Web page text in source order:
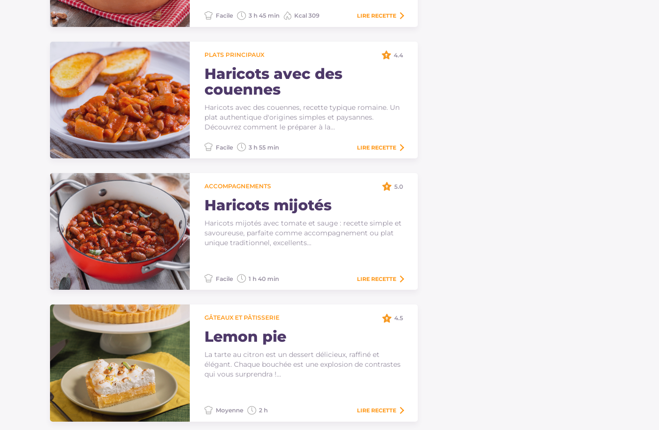
Instagram
YouTube
Facile 3 h 45 min Kcal 309 LIRE RECETTE
PLATS PRINCIPAUX
Haricots avec des
couennes
Haricots avec des couennes, recette typique romaine. Un
plat authentique d'origines simples et paysannes.
Découvrez comment le préparer à la…
4.4
Facile 3 h 55 min LIRE RECETTE
ACCOMPAGNEMENTS
Haricots mijotés
Haricots mijotés avec tomate et sauge : recette simple et
savoureuse, parfaite comme accompagnement ou plat
unique traditionnel, excellents…
5.0
Facile 1 h 40 min LIRE RECETTE
GÂTEAUX ET PÂTISSERIE
Lemon pie
La tarte au citron est un dessert délicieux, raffiné et
élégant. Chaque bouchée est une explosion de contrastes
qui vous surprendra !…
4.5
Moyenne 2 h LIRE RECETTE